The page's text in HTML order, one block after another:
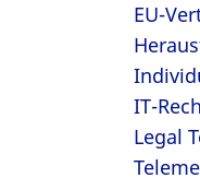
EU-
IT-
Legal